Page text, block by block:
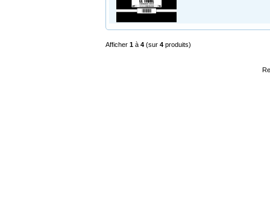
Afficher 1 à 4 (sur 4 produits)